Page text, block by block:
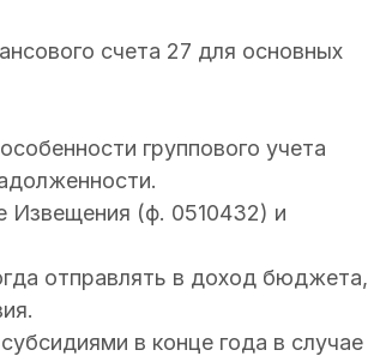
счета 27 для основных
группового учета
Извещения (ф. 0510432) и
отправлять в доход бюджета,
в конце года в случае